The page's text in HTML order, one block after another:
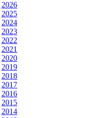
2026
2025
2024
2023
2022
2021
2020
2019
2018
2017
2016
2015
2014